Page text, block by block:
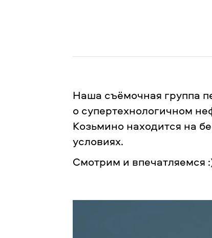
Наша съёмочная группа
о супертехнологичном
Козьмино находится на
условиях.
Смотрим и впечатляемся